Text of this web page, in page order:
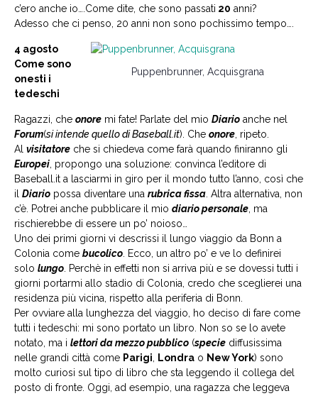
c’ero anche io….Come dite, che sono passati 20 anni?
Adesso che ci penso, 20 anni non sono pochissimo tempo….
Puppenbrunner, Acquisgrana
4 agosto
Come sono
onesti i
tedeschi
Ragazzi, che onore mi fate! Parlate del mio Diario anche nel
Forum(si intende quello di Baseball.it). Che onore , ripeto.
Al visitatore che si chiedeva come farà quando finiranno gli
Europei , propongo una soluzione: convinca l’editore di
Baseball.it a lasciarmi in giro per il mondo tutto l’anno, così che
il Diario possa diventare una rubrica fissa . Altra alternativa, non
c’è. Potrei anche pubblicare il mio diario personale , ma
rischierebbe di essere un po’ noioso…
Uno dei primi giorni vi descrissi il lungo viaggio da Bonn a
Colonia come bucolico . Ecco, un altro po’ e ve lo definirei
solo lungo . Perchè in effetti non si arriva più e se dovessi tutti i
giorni portarmi allo stadio di Colonia, credo che sceglierei una
residenza più vicina, rispetto alla periferia di Bonn.
Per ovviare alla lunghezza del viaggio, ho deciso di fare come
tutti i tedeschi: mi sono portato un libro. Non so se lo avete
notato, ma i lettori da mezzo pubblico (specie diffusissima
nelle grandi città come Parigi Londra o New York) sono
molto curiosi sul tipo di libro che sta leggendo il collega del
posto di fronte. Oggi, ad esempio, una ragazza che leggeva